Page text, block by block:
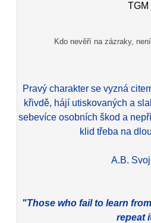
TGM
Kdo nevěří na zázraky,
Pravý charakter se vyzná
křivdě, hájí utiskovaných a
sebevíce osobních škod a
klid třeba na
A.B.
"Those who fail to learn
repeat